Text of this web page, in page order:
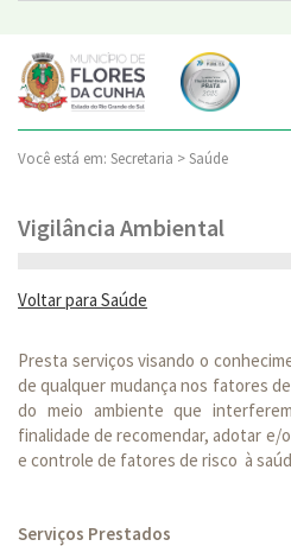
Você está em: Secretaria >Saúde
Vigilância Ambiental
Voltar para Saúde
Presta serviços visando o
de qualquer mudança nos fatores
do meio ambiente que
finalidade de recomendar, adotar e/
e controle de fatores de risco à
Serviços Prestados